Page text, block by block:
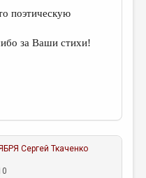
поэтическую
за Ваши стихи!
Сергей Ткаченко